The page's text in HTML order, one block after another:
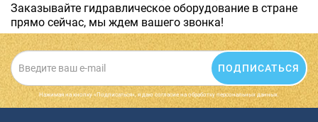
Заказывайте гидравлическое оборудование в стране
прямо сейчас, мы ждем вашего звонка!
ПОДПИСАТЬСЯ
Нажимая на кнопку «Подписаться», я даю cогласие на обработку персональных данных.